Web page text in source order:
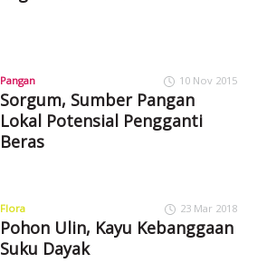
Pangan 10 Nov 2015
Sorgum, Sumber Pangan
Lokal Potensial Pengganti
Beras
Flora 23 Mar 2018
Pohon Ulin, Kayu Kebanggaan
Suku Dayak